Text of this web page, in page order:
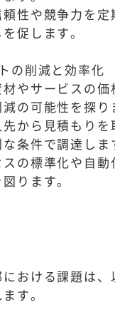
性や競争力を定
促します。
の削減と効率化
材やサービスの
の可能性を探り
先から見積もり
条件で調達しま
スの標準化や自
ります。
おける課題は、
す。